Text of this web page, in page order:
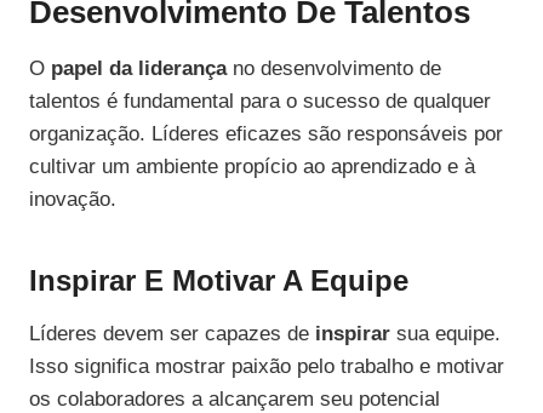
Desenvolvimento De Talentos
O papel da liderançano desenvolvimento de
talentos é fundamental para o sucesso de qualquer
organização. Líderes eficazes são responsáveis por
cultivar um ambiente propício ao aprendizado e à
inovação.
Inspirar E Motivar A Equipe
Líderes devem ser capazes de inspirar sua equipe.
Isso significa mostrar paixão pelo trabalho e motivar
os colaboradores a alcançarem seu potencial